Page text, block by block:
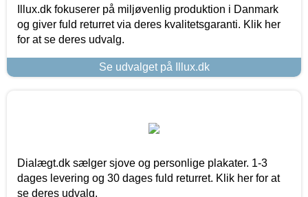
Illux.dk fokuserer på miljøvenlig produktion i Danmark
og giver fuld returret via deres kvalitetsgaranti. Klik her
for at se deres udvalg.
Se udvalget på Illux.dk
Dialægt.dk sælger sjove og personlige plakater. 1-3
dages levering og 30 dages fuld returret. Klik her for at
se deres udvalg.